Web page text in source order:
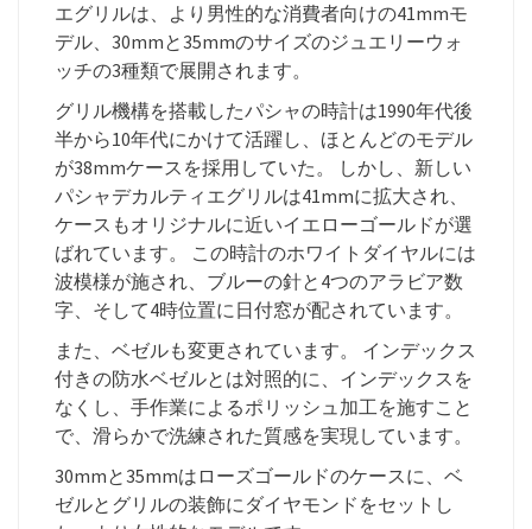
エグリルは、より男性的な消費者向けの41mmモ
デル、30mmと35mmのサイズのジュエリーウォ
ッチの3種類で展開されます。
グリル機構を搭載したパシャの時計は1990年代後
半から10年代にかけて活躍し、ほとんどのモデル
が38mmケースを採用していた。 しかし、新しい
パシャデカルティエグリルは41mmに拡大され、
ケースもオリジナルに近いイエローゴールドが選
ばれています。 この時計のホワイトダイヤルには
波模様が施され、ブルーの針と4つのアラビア数
字、そして4時位置に日付窓が配されています。
また、ベゼルも変更されています。 インデックス
付きの防水ベゼルとは対照的に、インデックスを
なくし、手作業によるポリッシュ加工を施すこと
で、滑らかで洗練された質感を実現しています。
30mmと35mmはローズゴールドのケースに、ベ
ゼルとグリルの装飾にダイヤモンドをセットし